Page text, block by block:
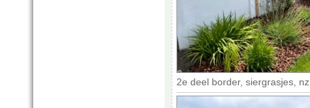
2e deel border, siergrasjes,